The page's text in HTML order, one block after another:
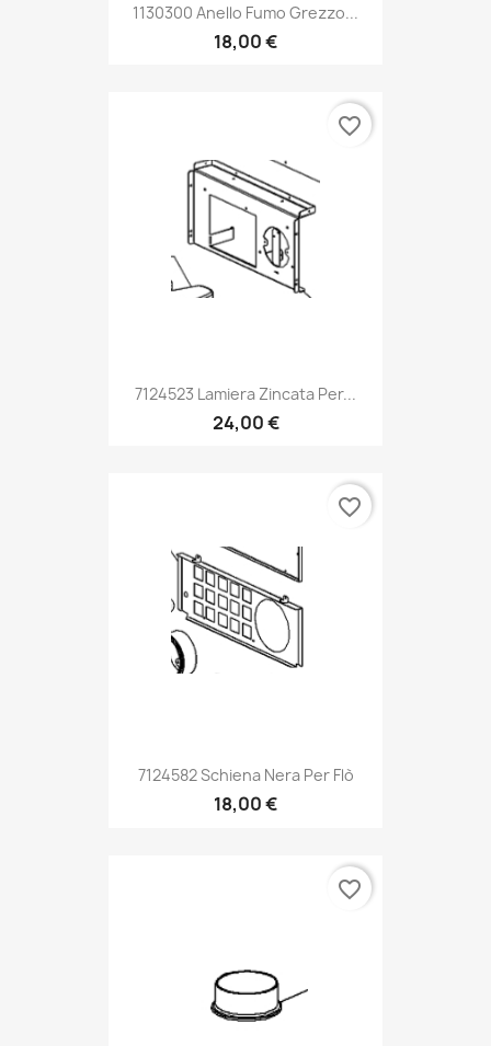
1130300 Anello Fumo Grezzo...
18,00 €
7124523 Lamiera Zincata Per...
24,00 €
favorite_border
7124582 Schiena Nera Per Flò
18,00 €
favorite_border
favorite_border